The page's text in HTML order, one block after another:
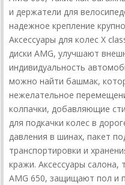
и держатели для
надежное крепление
Аксессуары для колес X
диски AMG, улучшают
индивидуальность
можно найти башмак,
нежелательное
колпачки, добавляющие
для подкачки колес в
давления в шинах, пакет
транспортировки и
кражи. Аксессуары салона,
AMG 650, защищают пол и